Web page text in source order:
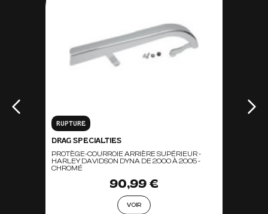
RUPTURE
DRAG SPECIALTIES
PROTÈGE-COURROIE ARRIÈRE SUPÉRIEUR -
HARLEY DAVIDSON DYNA DE 2000 À 2005 -
CHROMÉ
90,99 €
VOIR